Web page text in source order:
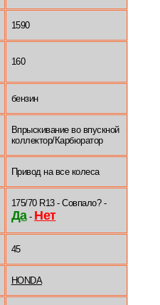
1590
160
бензин
Впрыскивание во впускной
коллектор/Карбюратор
Привод на все колеса
175/70 R13 - Совпало? -
Да- Нет
45
HONDA